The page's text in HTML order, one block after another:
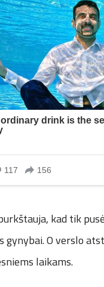
kad tik
gynybai. O verslo
laikams.